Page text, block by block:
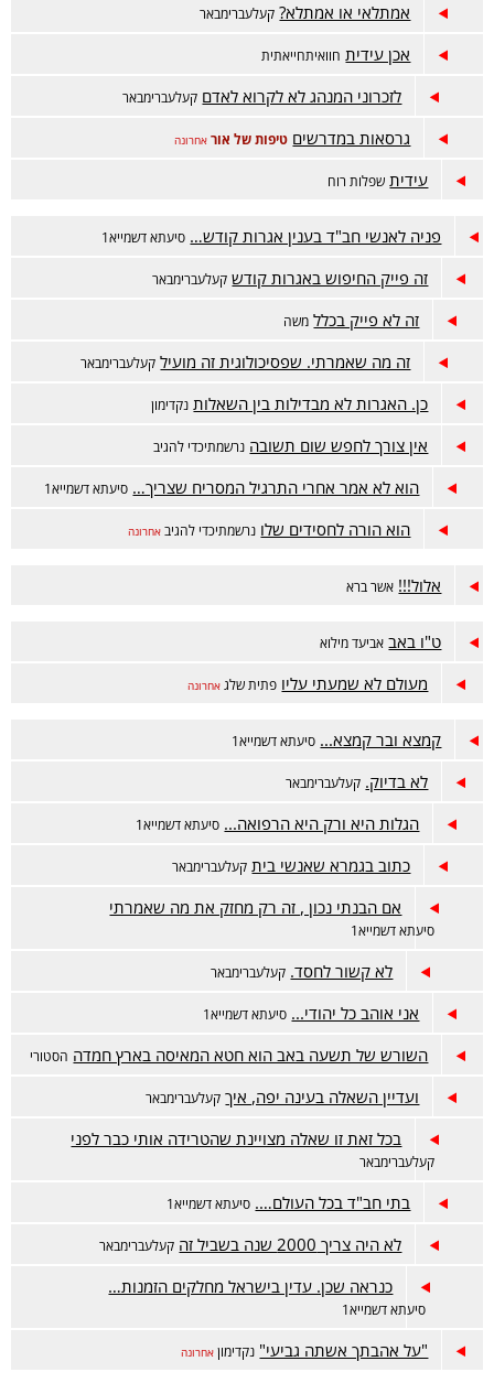
אמתלאי או אמתלא? קעלעברימבאר
אכן עידית חוואיתחייאתית
לזכרוני המנהג לא לקרוא לאדם קעלעברימבאר
גרסאות במדרשים טיפות של אור אחרונה
עידית שפלות רוח
פניה לאנשי חב"ד בענין אגרות קודש… סיעתא דשמייא1
זה פייק החיפוש באגרות קודש קעלעברימבאר
זה לא פייק בכלל משה
זה מה שאמרתי. שפסיכולוגית זה מועיל קעלעברימבאר
כן. האגרות לא מבדילות בין השאלות נקדימון
אין צורך לחפש שום תשובה נרשמתיכדי להגיב
הוא לא אמר אחרי התרגיל המסריח שצריך… סיעתא דשמייא1
הוא הורה לחסידים שלו נרשמתיכדי להגיב אחרונה
אלול!!! אשר ברא
ט"ו באב אביעד מילוא
מעולם לא שמעתי עליו פתית שלג אחרונה
קמצא ובר קמצא... סיעתא דשמייא1
לא בדיוק. קעלעברימבאר
הגלות היא ורק היא הרפואה... סיעתא דשמייא1
כתוב בגמרא שאנשי בית קעלעברימבאר
אם הבנתי נכון , זה רק מחזק את מה שאמרתי
סיעתא דשמייא1
לא קשור לחסד. קעלעברימבאר
אני אוהב כל יהודי... סיעתא דשמייא1
השורש של תשעה באב הוא חטא המאיסה בארץ חמדה הסטורי
ועדיין השאלה בעינה יפה, איך קעלעברימבאר
בכל זאת זו שאלה מצויינת שהטרידה אותי כבר לפני
קעלעברימבאר
בתי חב"ד בכל העולם…. סיעתא דשמייא1
לא היה צריך 2000 שנה בשביל זה קעלעברימבאר
כנראה שכן. עדין בישראל מחלקים הזמנות…
סיעתא דשמייא1
"על אהבתך אשתה גביעי" נקדימון אחרונה